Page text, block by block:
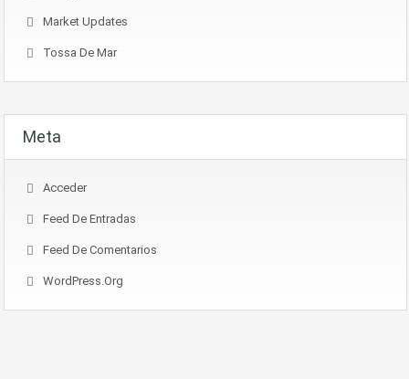
Market Updates
Tossa De Mar
Meta
Acceder
Feed De Entradas
Feed De Comentarios
WordPress.org